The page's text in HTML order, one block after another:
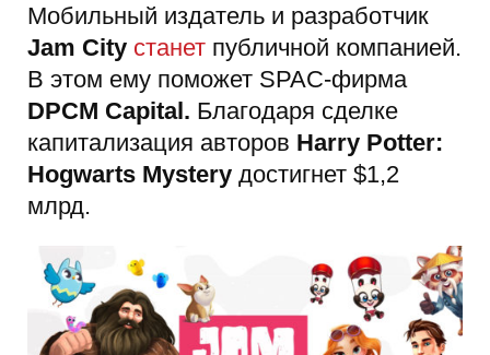
Мобильный издатель и разработчик
Jam City станет публичной компанией.
В этом ему поможет SPAC-фирма
DPCM Capital. Благодаря сделке
капитализация авторов Harry Potter:
Hogwarts Mystery достигнет $1,2
млрд.